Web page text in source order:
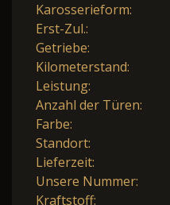
Karosserieform:
Erst-Zul.:
Getriebe:
Kilometerstand:
Leistung:
Anzahl der Türen:
Farbe:
Standort:
Lieferzeit:
Unsere Nummer:
Kraftstoff: